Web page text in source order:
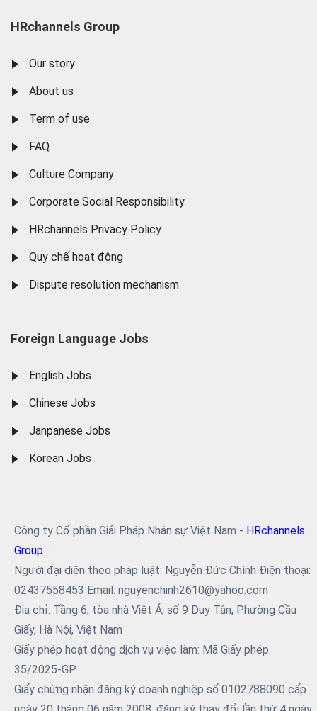
HRchannels Group
Our story
About us
Term of use
FAQ
Culture Company
Corporate Social Responsibility
HRchannels Privacy Policy
Quy chế hoạt động
Dispute resolution mechanism
Foreign Language Jobs
English Jobs
Chinese Jobs
Janpanese Jobs
Korean Jobs
Công ty Cổ phần Giải Pháp Nhân sự Việt Nam - HRchannels
Group
Người đại diện theo pháp luật: Nguyễn Đức Chính Điện thoại:
02437558453 Email: nguyenchinh2610@yahoo.com
Địa chỉ: Tầng 6, tòa nhà Việt Á, số 9 Duy Tân, Phường Cầu
Giấy, Hà Nội, Việt Nam
Giấy phép hoạt động dịch vụ việc làm: Mã Giấy phép
35/2025-GP
Giấy chứng nhận đăng ký doanh nghiệp số 0102788090 cấp